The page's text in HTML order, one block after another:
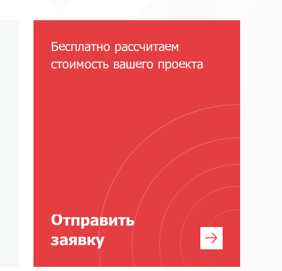
Бесплатно рассчитаем
стоимость вашего проекта
Отправить
заявку